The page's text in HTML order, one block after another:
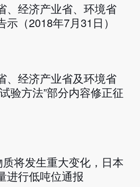
、经济产业省、环境省
（2018年7月31日）
、经济产业省及环境省
验方法”部分内容修正征
将发生重大变化，日本
进行低吨位通报